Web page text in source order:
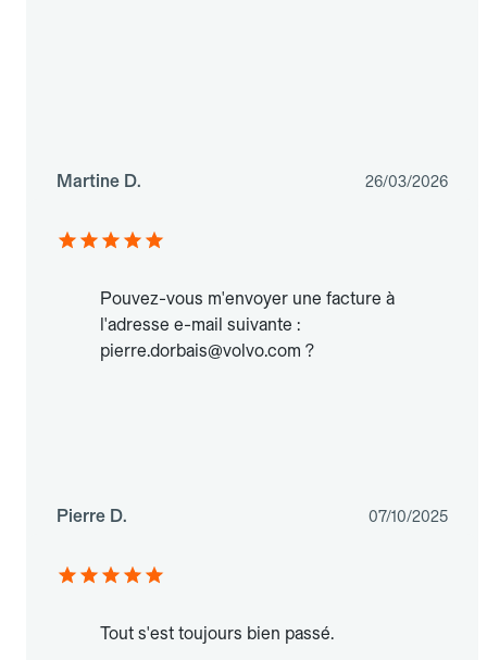
Martine D. 26/03/2026
Pouvez-vous m'envoyer une facture à
l'adresse e-mail suivante :
pierre.dorbais@volvo.com ?
Pierre D. 07/10/2025
Tout s'est toujours bien passé.